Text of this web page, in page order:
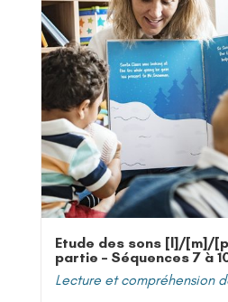
Etude des sons [l]/[m]/
partie – Séquences 7 à
Lecture et compréhension